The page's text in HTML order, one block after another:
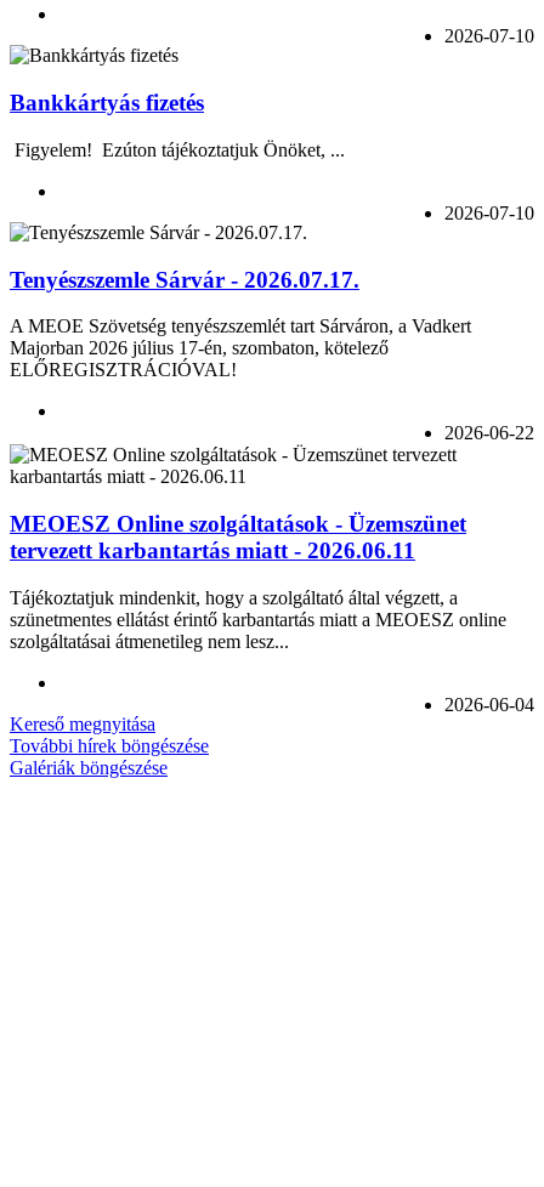
2026-07-10
Bankkártyás fizetés
Figyelem! Ezúton tájékoztatjuk Önöket, ...
2026-07-10
Tenyészszemle Sárvár - 2026.07.17.
A MEOE Szövetség tenyészszemlét tart Sárváron, a Vadkert
Majorban 2026 július 17-én, szombaton, kötelező
ELŐREGISZTRÁCIÓVAL!
2026-06-22
MEOESZ Online szolgáltatások - Üzemszünet
tervezett karbantartás miatt - 2026.06.11
Tájékoztatjuk mindenkit, hogy a szolgáltató által végzett, a
szünetmentes ellátást érintő karbantartás miatt a MEOESZ online
szolgáltatásai átmenetileg nem lesz...
2026-06-04
Kereső megnyitása
További hírek böngészése
Galériák böngészése